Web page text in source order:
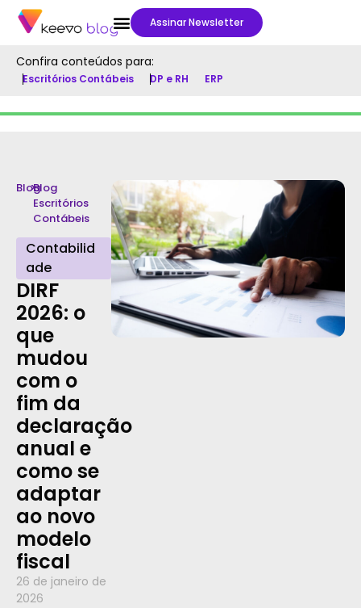
Assinar Newsletter
Confira conteúdos para:
Escritórios Contábeis DP e RH ERP
Blog
>Blog
Escritórios
Contábeis
Contabilid
ade
DIRF
2026: o
que
mudou
com o
fim da
declaração
anual e
como se
adaptar
ao novo
modelo
fiscal
26 de janeiro de
2026